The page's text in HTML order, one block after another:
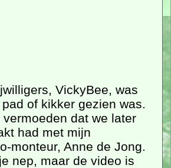
VickyBee, was
of kikker gezien was.
dat we later
had met mijn
monteur, Anne de Jong.
nep, maar de video is